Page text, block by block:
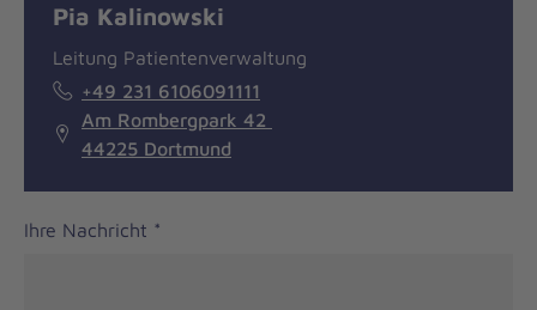
Pia Kalinowski
Leitung Patientenverwaltung
+49 231 6106091111
Am Rombergpark 42
44225 Dortmund
Ihre Nachricht *